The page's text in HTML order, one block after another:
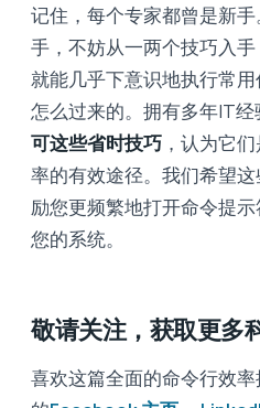
记住，每个专家都曾是新
手，不妨从一两个技巧入
就能几乎下意识地执行常
怎么过来的。拥有多年IT经
可这些省时技巧 ，认为它
率的有效途径。我们希望
励您更频繁地打开命令提
您的系统。
敬请关注，获取更多
喜欢这篇全面的命令行效